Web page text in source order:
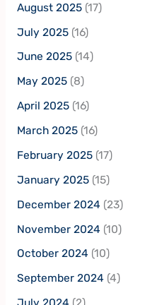
August 2025(17)
July 2025(16)
June 2025(14)
May 2025(8)
April 2025(16)
March 2025(16)
February 2025(17)
January 2025(15)
December 2024 (23)
November 2024 (10)
October 2024 (10)
September 2024 (4)